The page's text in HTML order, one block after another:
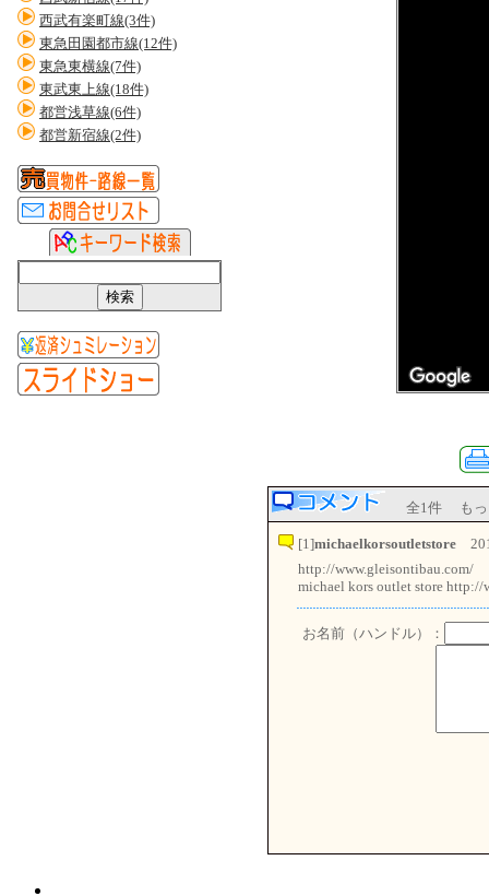
西武有楽町線(3件)
東急田園都市線(12件)
東急東横線(7件)
東武東上線(18件)
都営浅草線(6件)
都営新宿線(2件)
全1件 もっ
[1]michaelkorsoutletstore
http://www.gleisontibau.com/
michael kors outlet store http://
お名前（ハンドル）：